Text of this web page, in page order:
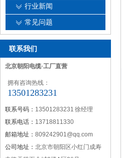
行业新闻
常见问题
联系我们
北京朝阳电缆·工厂直营
拥有咨询热线：
13501283231
联系号码： 13501283231 徐经理
联系电话： 13718811330
邮箱地址： 809242901@qq.com
公司地址： 北京市朝阳区小红门成寿